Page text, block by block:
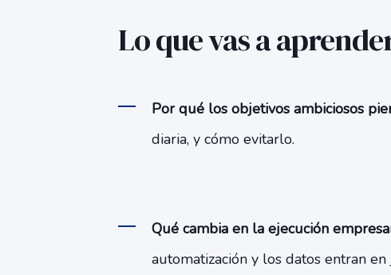
Lo que vas a
Por qué los objetivos ambiciosos
diaria, y cómo evitarlo.
Qué cambia en la ejecución
automatización y los datos entran en